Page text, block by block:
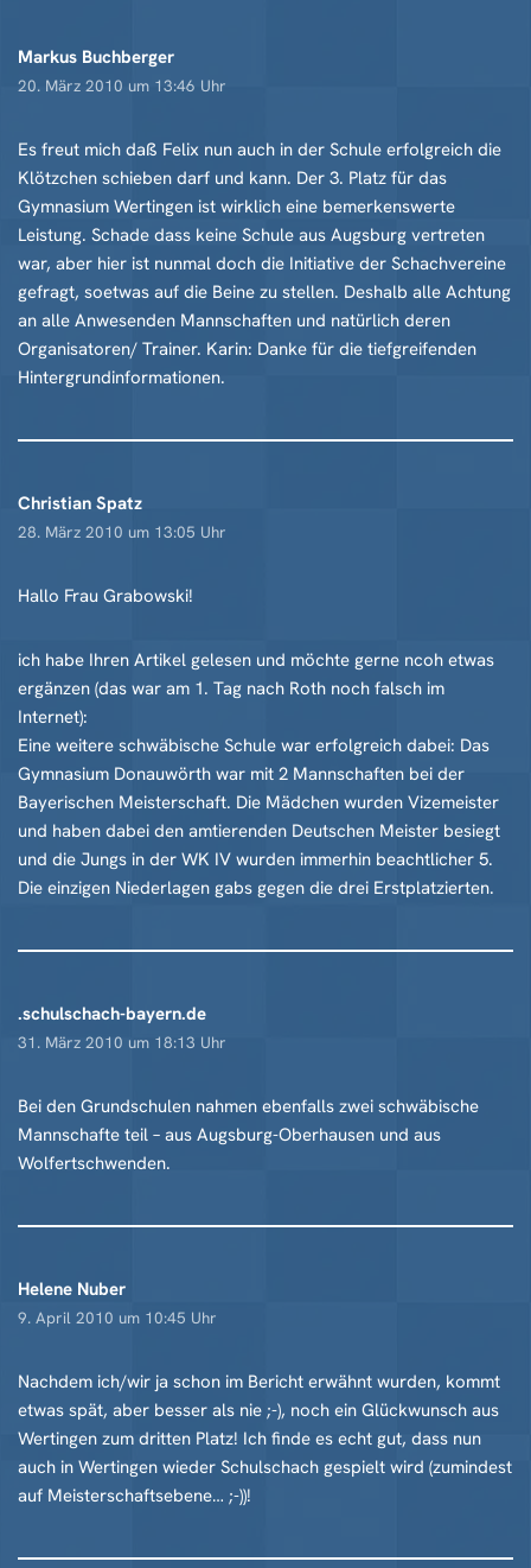
Markus Buchberger
20. März 2010 um 13:46 Uhr
Es freut mich daß Felix nun auch in der Schule erfolgreich die
Klötzchen schieben darf und kann. Der 3. Platz für das
Gymnasium Wertingen ist wirklich eine bemerkenswerte
Leistung. Schade dass keine Schule aus Augsburg vertreten
war, aber hier ist nunmal doch die Initiative der Schachvereine
gefragt, soetwas auf die Beine zu stellen. Deshalb alle Achtung
an alle Anwesenden Mannschaften und natürlich deren
Organisatoren/ Trainer. Karin: Danke für die tiefgreifenden
Hintergrundinformationen.
Christian Spatz
28. März 2010 um 13:05 Uhr
Hallo Frau Grabowski!
ich habe Ihren Artikel gelesen und möchte gerne ncoh etwas
ergänzen (das war am 1. Tag nach Roth noch falsch im
Internet):
Eine weitere schwäbische Schule war erfolgreich dabei: Das
Gymnasium Donauwörth war mit 2 Mannschaften bei der
Bayerischen Meisterschaft. Die Mädchen wurden Vizemeister
und haben dabei den amtierenden Deutschen Meister besiegt
und die Jungs in der WK IV wurden immerhin beachtlicher 5.
Die einzigen Niederlagen gabs gegen die drei Erstplatzierten.
.schulschach-bayern.de
31. März 2010 um 18:13 Uhr
Bei den Grundschulen nahmen ebenfalls zwei schwäbische
Mannschafte teil – aus Augsburg-Oberhausen und aus
Wolfertschwenden.
Helene Nuber
9. April 2010 um 10:45 Uhr
Nachdem ich/wir ja schon im Bericht erwähnt wurden, kommt
etwas spät, aber besser als nie ;-), noch ein Glückwunsch aus
Wertingen zum dritten Platz! Ich finde es echt gut, dass nun
auch in Wertingen wieder Schulschach gespielt wird (zumindest
auf Meisterschaftsebene… ;-))!